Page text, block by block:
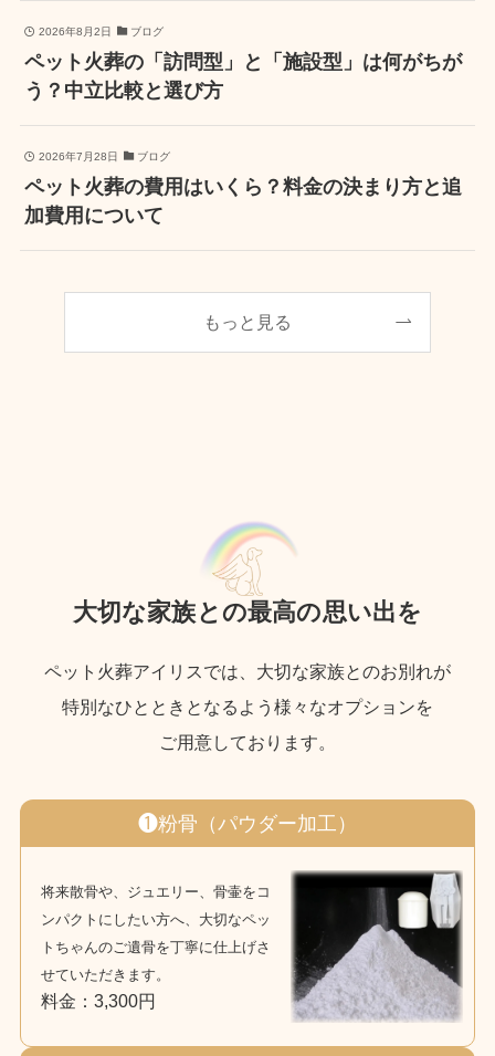
2026年8月2日 ブログ
ペット火葬の「訪問型」と「施設型」は何がちが
う？中立比較と選び方
2026年7月28日 ブログ
ペット火葬の費用はいくら？料金の決まり方と追
加費用について
もっと見る
大切な家族との最高の思い出を
ペット火葬アイリスでは、大切な家族とのお別れが
特別なひとときとなるよう様々なオプションを
ご用意しております。
❶粉骨（パウダー加工）
将来散骨や、ジュエリー、骨壷をコ
ンパクトにしたい方へ、大切なペッ
トちゃんのご遺骨を丁寧に仕上げさ
せていただきます。
料金：3,300円